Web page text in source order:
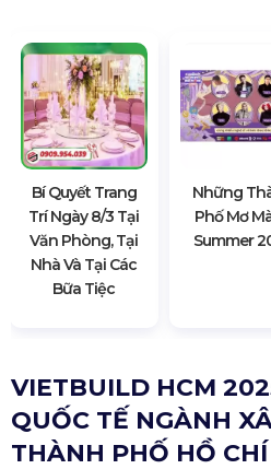
Bí Quyết Trang
Trí Ngày 8/3 Tại
Văn Phòng, Tại
Nhà Và Tại Các
Bữa Tiệc
Những
Phố Mơ
Summer
VIETBUILD HCM
QUỐC TẾ NGÀNH
THÀNH PHỐ HỒ